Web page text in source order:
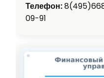
Телефон:
09-91